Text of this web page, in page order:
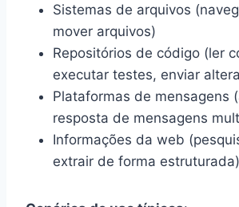
Sistemas de arquivos
mover arquivos)
Repositórios de código (ler
executar testes, enviar
Plataformas de mensagens
resposta de mensagens
Informações da web
extrair de forma estruturada)